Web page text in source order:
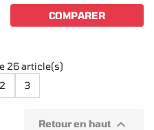
COMPARER
26 article(s)
2 3
Retour en haut 